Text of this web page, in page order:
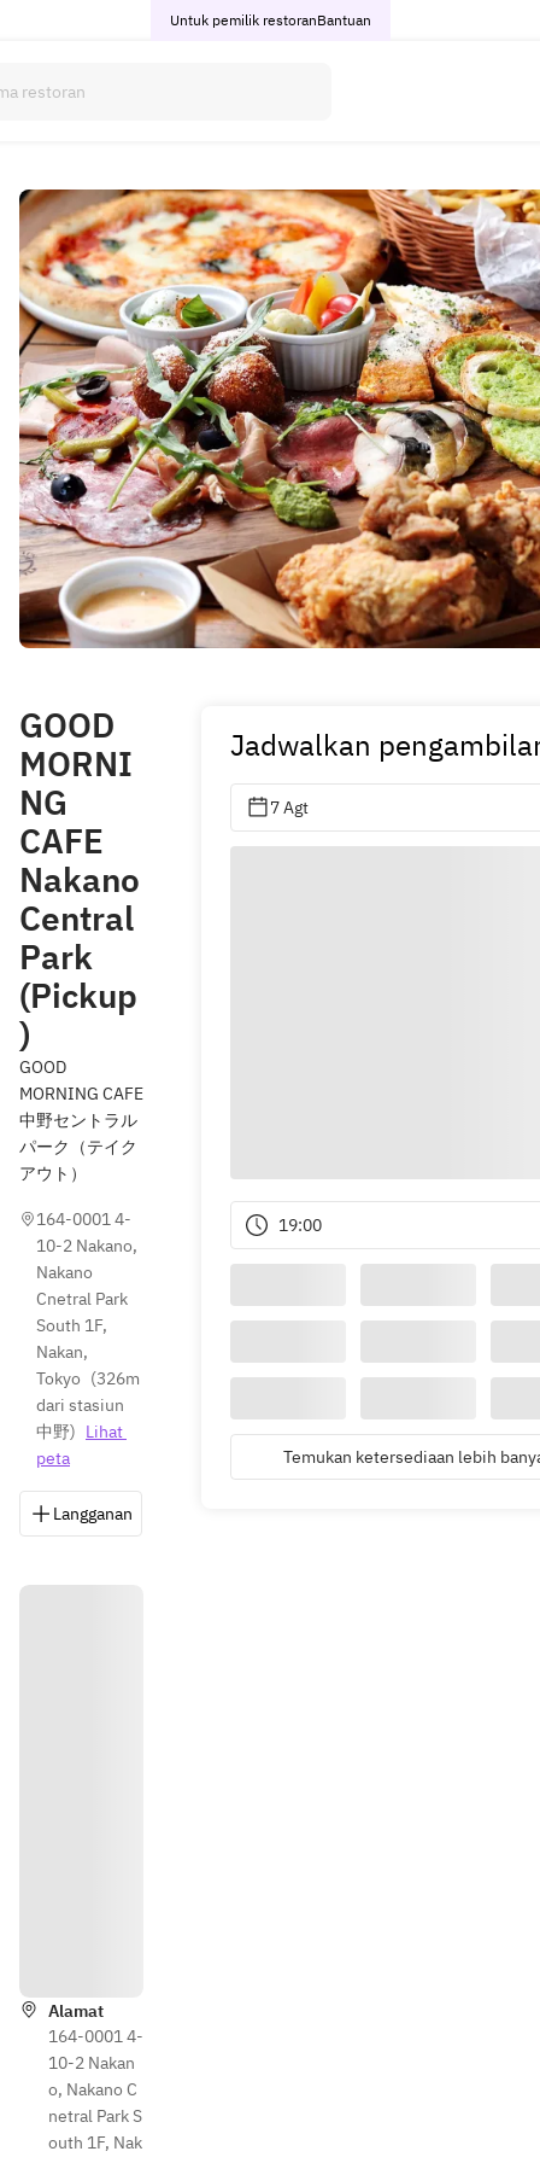
Untuk pemilik restoranBantuan
GOOD
MORNI
NG
CAFE
Nakano
Central
Park
(Pickup
)
GOOD
MORNING CAFE
中野セントラル
パーク（テイク
アウト）
164-0001 4-
10-2 Nakano,
Nakano
Cnetral Park
South 1F,
Nakan,
Tokyo (326m
dari stasiun
中野) Lihat
peta
Langganan
Alamat
164-0001 4-
10-2 Nakan
o, Nakano C
netral Park S
outh 1F, Nak
Jadwalkan
7 Agt
19:00
Temukan ketersediaan lebih